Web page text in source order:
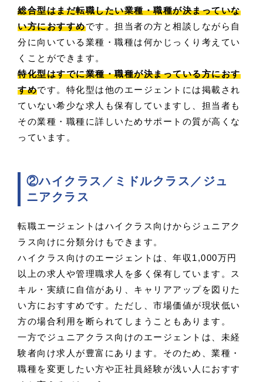
総合型はまだ転職したい業種・職種が決まっていな
い方におすすめです。担当者の方と相談しながら自
分に向いている業種・職種は何かじっくり考えてい
くことができます。
特化型はすでに業種・職種が決まっている方におす
すめです。特化型は他のエージェントには掲載され
ていない希少な求人も保有していますし、担当者も
その業種・職種に詳しいためサポートの質が高くな
っています。
②ハイクラス／ミドルクラス／ジュ
ニアクラス
転職エージェントはハイクラス向けからジュニアク
ラス向けに分類分けもできます。
ハイクラス向けのエージェントは、年収1,000万円
以上の求人や管理職求人を多く保有しています。ス
キル・実績に自信があり、キャリアアップを図りた
い方におすすめです。ただし、市場価値が現状低い
方の場合利用を断られてしまうこともあります。
一方でジュニアクラス向けのエージェントは、未経
験者向け求人が豊富にあります。そのため、業種・
職種を変更したい方や正社員経験が浅い人におすす